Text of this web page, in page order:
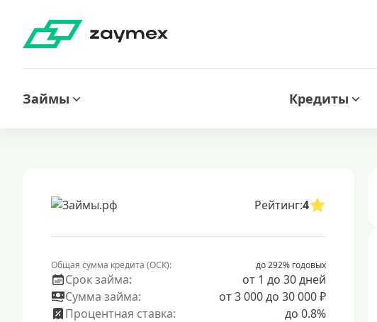
Займы Кредиты
Рейтинг:4
Общая сумма кредита (ОСК): до 292% годовых
Срок займа:
от 1 до 30 дней
Сумма займа:
от 3 000 до 30 000 ₽
Процентная ставка:
до 0.8%